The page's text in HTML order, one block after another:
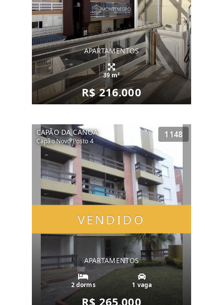
APARTAMENTOS
39 m²
R$ 216.000
VENDIDO
CAPÃO DA CANOA
Capão Novo Posto 4
1148
APARTAMENTOS
2 dorms 1 vaga
R$ 265.000